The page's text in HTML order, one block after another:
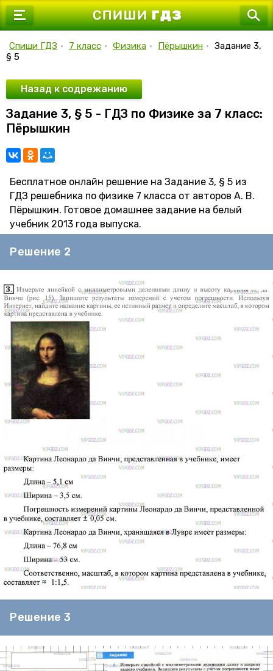
7 класс
9 класс
10 класс
11 класс
Спиши ГДЗ • 7 класс • Физика • Пёрышкин • Задание 3,
§ 5
Назад к содрежанию
Задание 3, § 5 - ГДЗ по Физике за 7 класс:
Пёрышкин
Бесплатное онлайн решение на Задание 3, § 5 из
ГДЗ решебника по физике 7 класса от авторов А. В.
Пёрышкин. Готовое домашнее задание на белый
учебник 2013 года выпуска.
Решение 2
Решение 3